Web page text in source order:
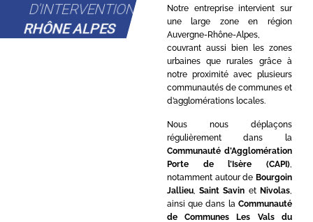
D'INTERVENTION
RHÔNE ALPES
Notre entreprise intervient sur
une large zone en région
Auvergne-Rhône-Alpes,
couvrant aussi bien les zones
urbaines que rurales grâce à
notre proximité avec plusieurs
communautés de communes et
d’agglomérations locales.
Nous nous déplaçons
régulièrement dans la
Communauté d’Agglomération
Porte de l’Isère (CAPI)
notamment autour de Bourgoin
Jallieu,Saint Savin et Nivolas
ainsi que dans la Communauté
de Communes Les Vals du